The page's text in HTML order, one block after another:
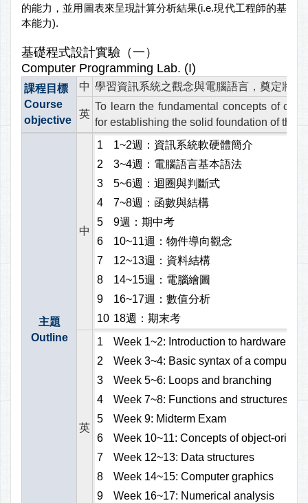
的能力，並用圖表來呈現計算分析結果(i.e.現代工程師的基
本能力).
基礎程式設計實驗（一）
Computer Programming Lab. (I)
課程目標
Course
objective
中 學習資訊系統之觀念與電腦語言，奠定將來
英
To learn the fundamental concepts of
for establishing the solid foundation of the
主題
Outline
中
1
1~2週：資訊系統軟硬體簡介
2
3~4週：電腦語言基本語法
3
5~6週：迴圈與判斷式
4
7~8週：函數與結構
5
9週：期中考
6
10~11週：物件導向觀念
7
12~13週：資料結構
8
14~15週：電腦繪圖
9
16~17週：數值分析
10 18週：期末考
英
1
Week 1~2: Introduction to hardware
2
Week 3~4: Basic syntax of a computer
3
Week 5~6: Loops and branching
4
Week 7~8: Functions and structures
5
Week 9: Midterm Exam
6
Week 10~11: Concepts of object-
7
Week 12~13: Data structures
8
Week 14~15: Computer graphics
9
Week 16~17: Numerical analysis